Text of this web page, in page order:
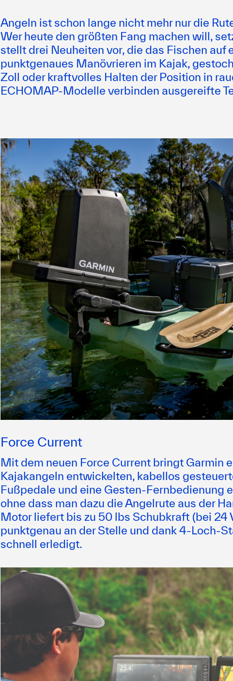
Angeln ist schon lange nicht mehr nur die
Wer heute den größten Fang machen will,
stellt drei Neuheiten vor, die das Fischen auf
punktgenaues Manövrieren im Kajak,
Zoll oder kraftvolles Halten der Position in
ECHOMAP-Modelle verbinden ausgereifte
Force Current
Mit dem neuen Force Current bringt Garmin
Kajakangeln entwickelten, kabellos
Fußpedale und eine Gesten-Fernbedienung
ohne dass man dazu die Angelrute aus der
Motor liefert bis zu 50 lbs Schubkraft (bei 24
punktgenau an der Stelle und dank 4-Loch-
schnell erledigt.